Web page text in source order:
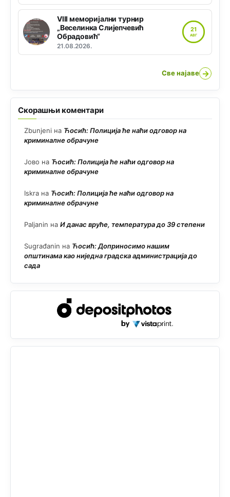
VIII меморијални турнир
„Веселинка Слијепчевић
Обрадовић“
21.08.2026.
21
АВГ
Све најаве →
Скорашњи коментари
Zbunjeni на Ћосић: Полиција ће наћи одговор на
криминалне обрачуне
Јово на Ћосић: Полиција ће наћи одговор на
криминалне обрачуне
Iskra на Ћосић: Полиција ће наћи одговор на
криминалне обрачуне
Paljanin на И данас вруће, температура до 39 степени
Sugrađanin на Ћосић: Доприносимо нашим
општинама као ниједна градска администрација до
сада